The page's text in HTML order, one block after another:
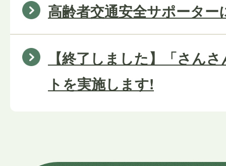
高齢者交通安全サポータ
【終了しました】「さん
トを実施します!